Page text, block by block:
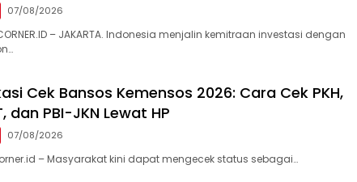
07/08/2026
– JAKARTA. Indonesia menjalin kemitraan investasi dengan
Cek Bansos Kemensos 2026: Cara Cek PKH,
dan PBI-JKN Lewat HP
07/08/2026
– Masyarakat kini dapat mengecek status sebagai…